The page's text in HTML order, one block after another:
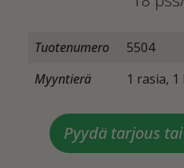
Tuotenumero
5504
Myyntierä
1 rasia,
Pyydä tarjous